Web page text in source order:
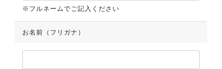
※フルネームでご記入ください
お名前（フリガナ）